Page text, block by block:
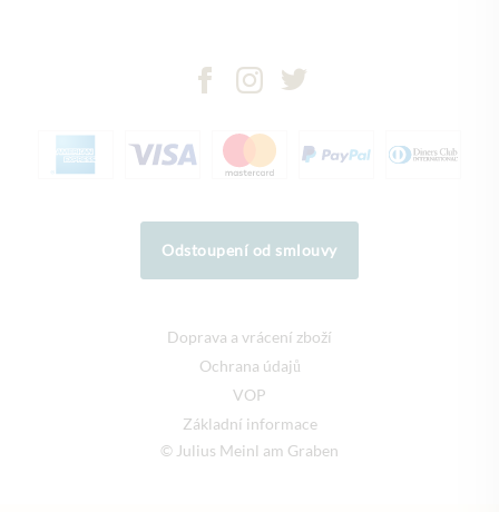
Odstoupení od smlouvy
Doprava a vrácení zboží
Ochrana údajů
VOP
Základní informace
© Julius Meinl am Graben